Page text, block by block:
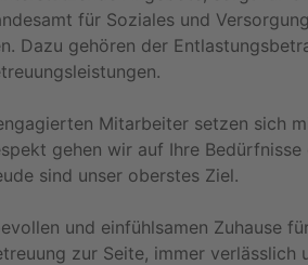
für Soziales und
Dazu gehören der
Mitarbeiter setzen sich
gehen wir auf Ihre
sind unser oberstes Ziel.
und einfühlsamen Zuhause
zur Seite, immer